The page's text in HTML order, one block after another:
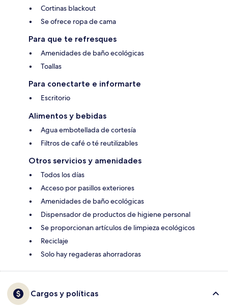
Cortinas blackout
Se ofrece ropa de cama
Para que te refresques
Amenidades de baño ecológicas
Toallas
Para conectarte e informarte
Escritorio
Alimentos y bebidas
Agua embotellada de cortesía
Filtros de café o té reutilizables
Otros servicios y amenidades
Todos los días
Acceso por pasillos exteriores
Amenidades de baño ecológicas
Dispensador de productos de higiene personal
Se proporcionan artículos de limpieza ecológicos
Reciclaje
Solo hay regaderas ahorradoras
Cargos y políticas